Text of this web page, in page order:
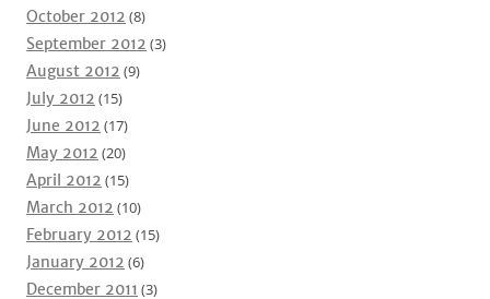
October 2012 (8)
September 2012 (3)
August 2012 (9)
July 2012 (15)
June 2012 (17)
May 2012 (20)
April 2012 (15)
March 2012 (10)
February 2012 (15)
January 2012 (6)
December 2011 (3)